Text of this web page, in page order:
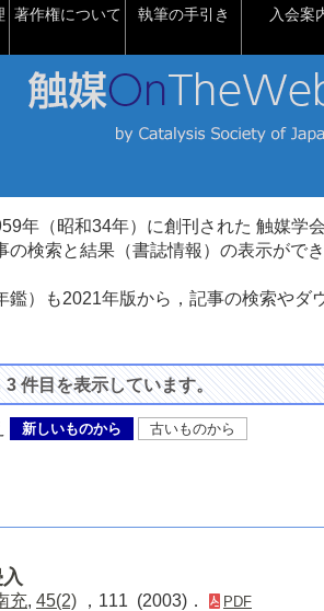
著作権について 執筆の手引き 入会案
年（昭和34年）に創刊された 触媒学
検索と結果（書誌情報）の表示がで
）も2021年版から，記事の検索やダ
3 件目を表示しています。
新しいものから 古いものから
充, 45(2) ，111 (2003)． PDF